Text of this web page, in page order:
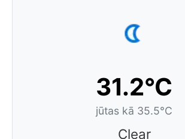
31.2°C
jūtas kā 35.5°C
Clear